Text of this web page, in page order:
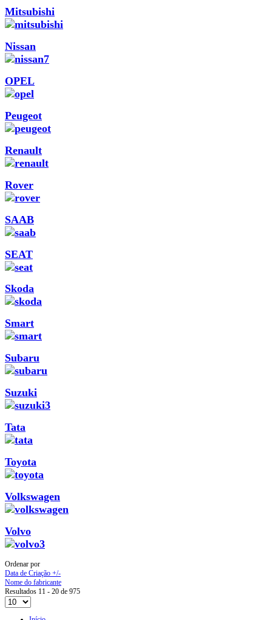
Mitsubishi
Nissan
OPEL
Peugeot
Renault
Rover
SAAB
SEAT
Skoda
Smart
Subaru
Suzuki
Tata
Toyota
Volkswagen
Volvo
Ordenar por
Data de Criação +/-
Nome do fabricante
Resultados 11 - 20 de 975